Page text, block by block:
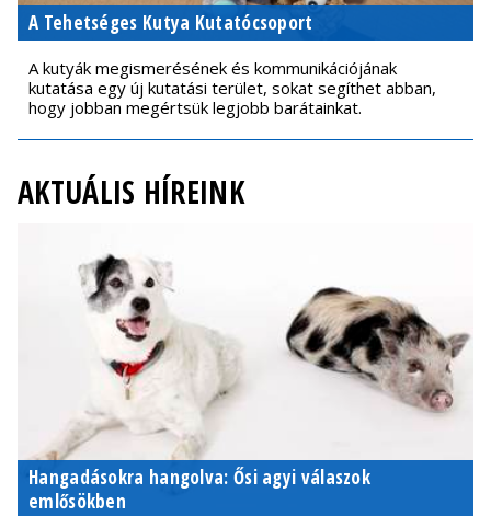
A Tehetséges Kutya Kutatócsoport
A kutyák megismerésének és kommunikációjának
kutatása egy új kutatási terület, sokat segíthet abban,
hogy jobban megértsük legjobb barátainkat.
AKTUÁLIS HÍREINK
Hangadásokra hangolva: Ősi agyi válaszok
emlősökben